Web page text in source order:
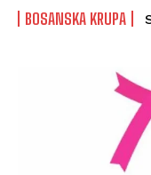
BOSANSKA KRUPA